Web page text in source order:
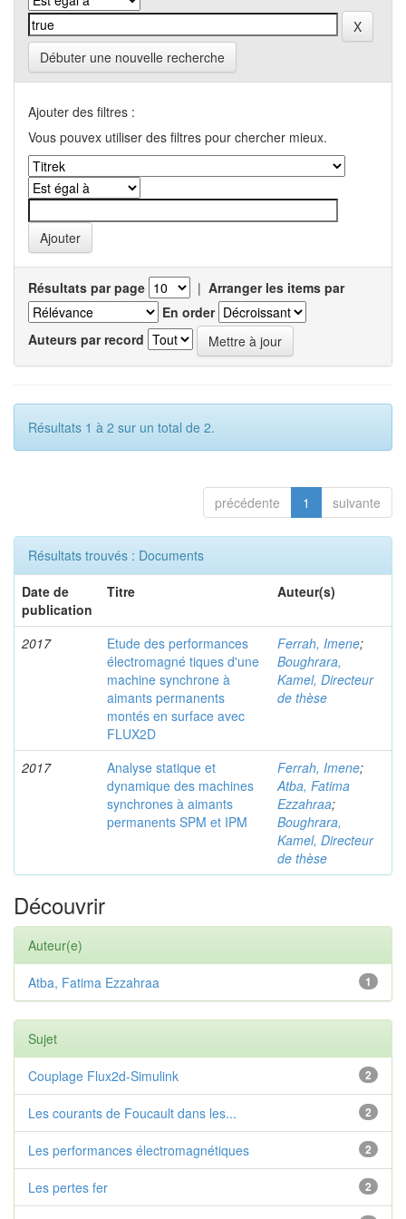
Débuter une nouvelle recherche
Ajouter des filtres :
Vous pouvex utiliser des filtres pour chercher mieux.
Résultats par page | Arranger les items par
En order
Auteurs par record
Résultats 1 à 2 sur un total de 2.
précédente 1 suivante
Résultats trouvés : Documents
Date de
publication
Titre Auteur(s)
2017
Etude des performances
électromagné tiques d'une
machine synchrone à
aimants permanents
montés en surface avec
FLUX2D
Ferrah, Imene;
Boughrara,
Kamel, Directeur
de thèse
2017
Analyse statique et
dynamique des machines
synchrones à aimants
permanents SPM et IPM
Ferrah, Imene;
Atba, Fatima
Ezzahraa;
Boughrara,
Kamel, Directeur
de thèse
Découvrir
Auteur(e)
1
Atba, Fatima Ezzahraa
Sujet
2
Couplage Flux2d-Simulink
2
Les courants de Foucault dans les...
2
Les performances électromagnétiques
2
Les pertes fer